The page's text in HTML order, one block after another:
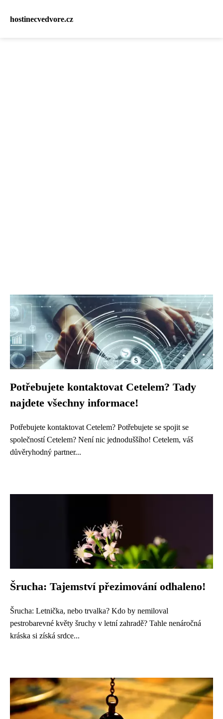
hostinecvedvore.cz
Potřebujete kontaktovat Cetelem? Tady
najdete všechny informace!
Potřebujete kontaktovat Cetelem? Potřebujete se spojit se
společností Cetelem? Není nic jednoduššího! Cetelem, váš
důvěryhodný partner...
Šrucha: Tajemství přezimování odhaleno!
Šrucha: Letnička, nebo trvalka? Kdo by nemiloval
pestrobarevné květy šruchy v letní zahradě? Tahle nenáročná
kráska si získá srdce...